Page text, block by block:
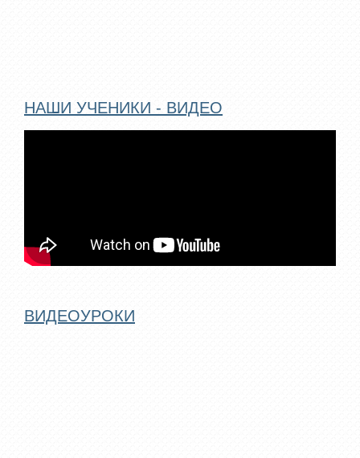
НАШИ УЧЕНИКИ - ВИДЕО
ВИДЕОУРОКИ